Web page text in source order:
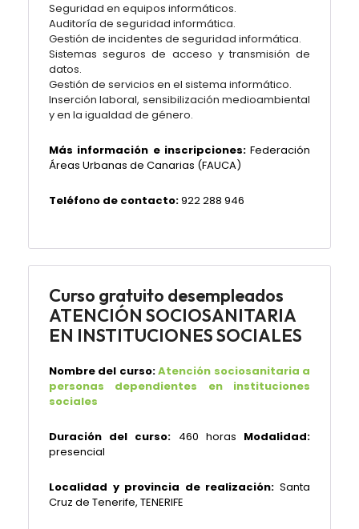
Seguridad en equipos informáticos.
Auditoría de seguridad informática.
Gestión de incidentes de seguridad informática.
Sistemas seguros de acceso y transmisión de
datos.
Gestión de servicios en el sistema informático.
Inserción laboral, sensibilización medioambiental
y en la igualdad de género.
Más información e inscripciones: Federación
Áreas Urbanas de Canarias (FAUCA)
Teléfono de contacto:922 288 946
Curso gratuito desempleados
ATENCIÓN SOCIOSANITARIA
EN INSTITUCIONES SOCIALES
Nombre del curso:Atención sociosanitaria a
personas dependientes en instituciones
sociales
Duración del curso: 460 horas Modalidad:
presencial
Localidad y provincia de realización: Santa
Cruz de Tenerife, TENERIFE